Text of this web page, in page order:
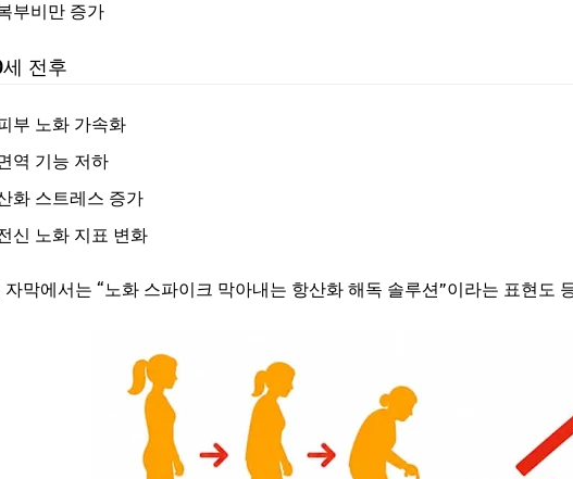
부비만 증가
전후
부 노화 가속화
역 기능 저하
화 스트레스 증가
신 노화 지표 변화
자막에서는 “노화 스파이크 막아내는 항산화 해독 솔루션”이라는 표현도